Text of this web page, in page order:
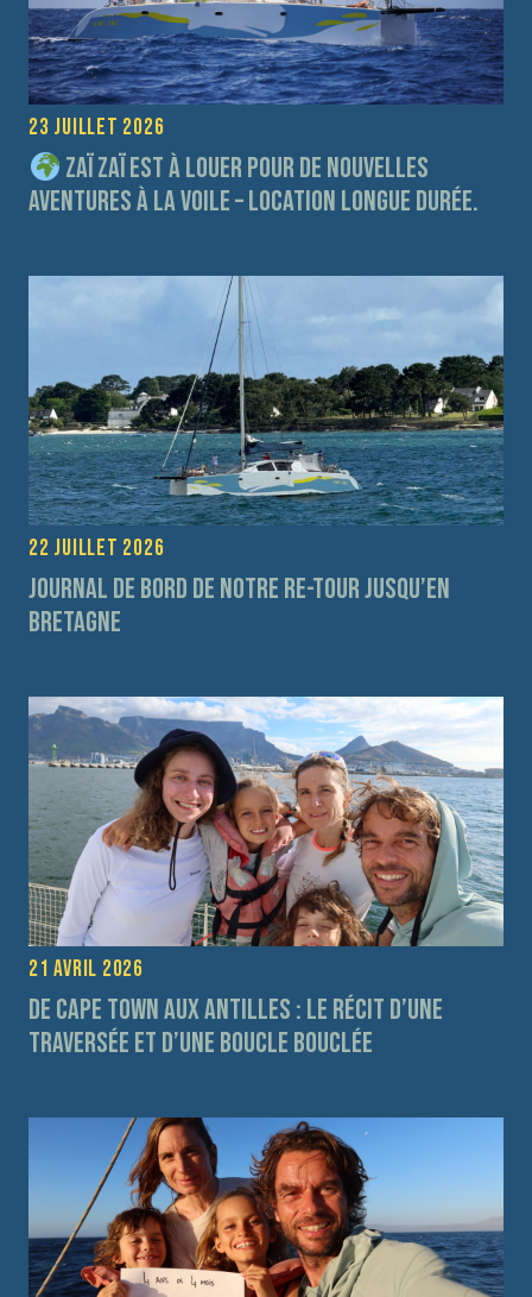
23 juillet 2026
Zaï Zaï est à louer pour de nouvelles
aventures à la voile – Location longue durée.
22 juillet 2026
Journal de bord de notre re-tour jusqu’en
Bretagne
21 avril 2026
De Cape Town aux Antilles : le récit d’une
traversée et d’une boucle bouclée